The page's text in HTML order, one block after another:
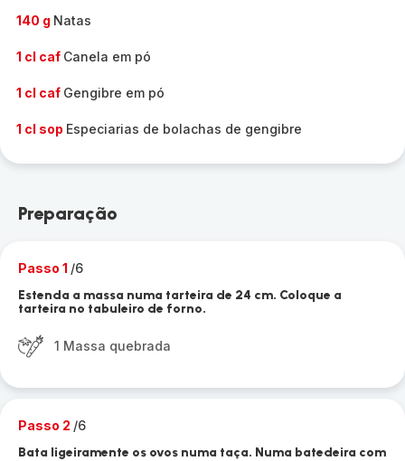
140 g Natas
1 cl caf Canela em pó
1 cl caf Gengibre em pó
1 cl sop Especiarias de bolachas de gengibre
Preparação
Passo 1 /6
Estenda a massa numa tarteira de 24 cm. Coloque a
tarteira no tabuleiro de forno.
1 Massa quebrada
Passo 2 /6
Bata ligeiramente os ovos numa taça. Numa batedeira com